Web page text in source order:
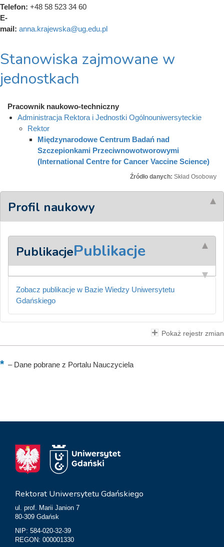
Telefon: +48 58 523 34 60
E-
mail: anna.krajewska@ug.edu.pl
Stanowiska zajmowane w
jednostkach
Pracownik naukowo-techniczny
Administracja Rektora i Jednostki Ogólnouniwersyteckie
Rektor
Międzynarodowe Centrum Badań nad
Szczepionkami Przeciwnowotworowymi
(International Centre for Cancer Vaccine Science)
Źródło danych: Skład Osobowy
Profil naukowy
PublikacjePublikacje
Zobacz publikacje w Bazie Wiedzy Uniwersytetu
Gdańskiego
Pokaż rejestr zmian
–Dane pobrane z Portalu Nauczyciela
Rektorat Uniwersytetu Gdańskiego
ul. prof. Marii Janion 7
80-309 Gdańsk
NIP: 584-020-32-39
REGON: 000001330